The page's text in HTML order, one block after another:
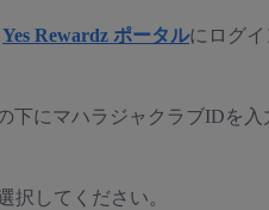
Yes Rewardz ポータルにログイ
にマハラジャクラブIDを入
択してください。